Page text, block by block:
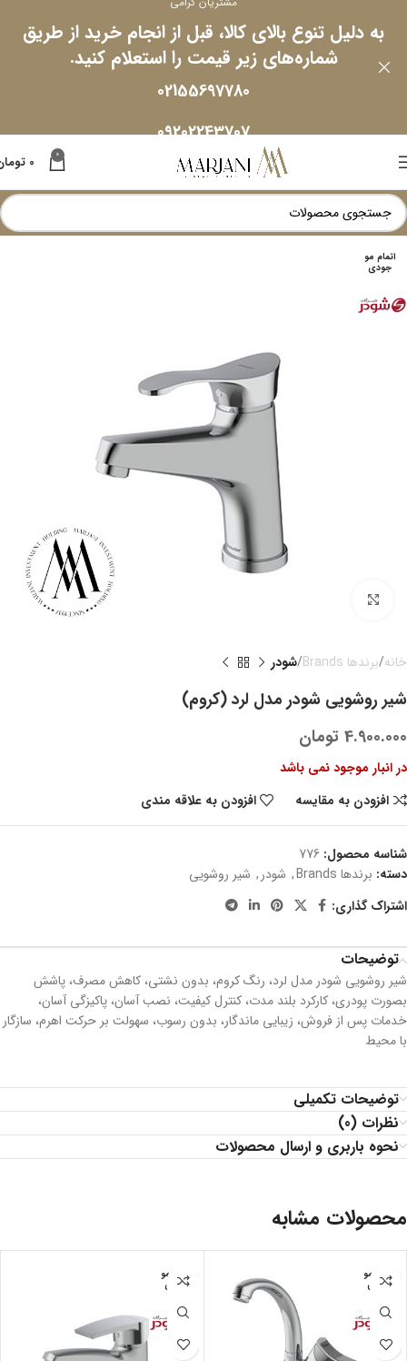
0
0
اتمام مو
جودی
خانه برندها Brands شودر
شیر روشویی شودر مدل لرد (کروم)
4.900.000 تومان
در انبار موجود نمی باشد
افزودن به مقایسه
افزودن به علاقه مندی
شناسه محصول: 776
دسته: برندها Brands , شودر, شیر روشویی
اشتراک گذاری:
توضیحات
شیر روشویی شودر مدل لرد، رنگ کروم، بدون نشتي، کاهش مصرف، پاشش
بصورت پودری، کارکرد بلند مدت، كنترل كيفيت، نصب آسان، پاکیزگی آسان،
خدمات پس از فروش، زیبایی ماندگار، بدون رسوب، سهولت بر حرکت اهرم، سازگار
با محیط
توضیحات تکمیلی
نظرات (0)
نحوه باربری و ارسال محصولات
محصولات مشابه
اتمام مو
جودی
اتمام مو
جودی
به دلیل تنوع بالای کالا، قبل از انجام خرید از طریق
شماره‌های زیر قیمت را استعلام کنید.
02155697780
09202243707